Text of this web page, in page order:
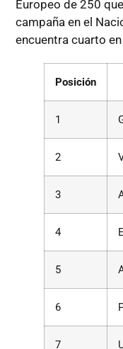
Europeo de 250
campaña en el
encuentra cuarto
Posición
1
2
3
4
5
6
7